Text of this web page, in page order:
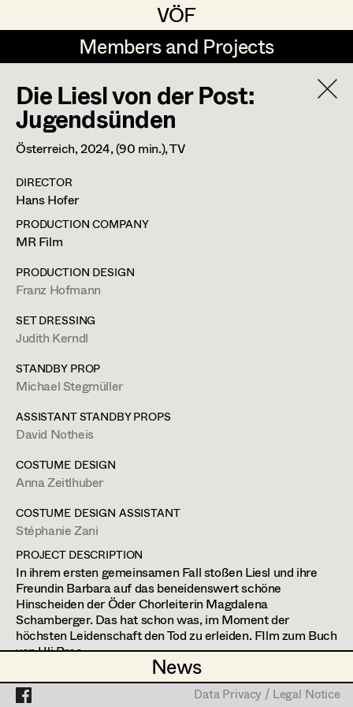
VÖF
VÖF
Members and Projects
Members and Projects
News
News
DE EN HOME
Art Department
Costume Department
Retired Members
Honorary Members
In Memoriam
Projects
Data Privacy / Legal Notice
Production Design
Production Design Assistant
Art Direction
Assistant Art Director
Set Decoration
Assistant Set Decorator
Set Dec Buyer /
Props Buyer
Prop Master
Assistant Prop Master
Prop Driver /
Set Dec Driver
Standby Props
Martin Czerniak
Lisa-Mai Drapal
Susanne Eppensteiner
Irina Grebien
Ewald Grum
Lara Hofmann
Lucia (Lou) Jakubickova
Simone Kaltenbrunner
Judith Kerndl
Andrea Reitbauer
Gabriel Scheib
Michael Stegmüller
Nina Steinbach
Lydia Teibler
Teresa Wesely
Max Wister
Stephan Würzl
Lena Zedtwitz-Liebenstein
Judith Kerndl
Production Design Assistant
Props
Taubitz,3522Lichtenau
m +436603930046, grafik@judithkerndl.com
PROFILE
PRODUCTION DESIGN ASSISTANT
2017 Die Toten vom Bodensee Teil 6+7
H. Salonen, TV
2016 Die Toten vom Bodensee 5
H. Salonen, TV
2016 Die Toten vom Bodensee Teil 4
H. Salonen, TV
2021 Meiberger - Der Film
Die Liesl von der Post:
Jugendsünden
Österreich,2024, (90 min.), TV
DIRECTOR
Hans Hofer
PRODUCTION COMPANY
MR Film
PRODUCTION DESIGN
Franz Hofmann
SET DRESSING
Judith Kerndl
STANDBY PROP
Michael Stegmüller
ASSISTANT STANDBY PROPS
David Notheis
COSTUME DESIGN
Anna Zeitlhuber
COSTUME DESIGN ASSISTANT
Stéphanie Zani
PROJECT DESCRIPTION
In ihrem ersten gemeinsamen Fall stoßen Liesl und ihre
Freundin Barbara auf das beneidenswert schöne
Hinscheiden der Öder Chorleiterin Magdalena
Schamberger. Das hat schon was, im Moment der
höchsten Leidenschaft den Tod zu erleiden. FIlm zum Buch
von Uli Bree
Data Privacy / Legal Notice